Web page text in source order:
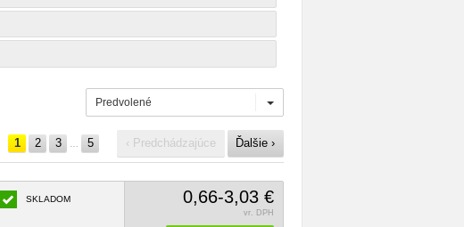
‹ Predchádzajúce Ďalšie ›
1 2 3 5
SKLADOM 0,66-3,03 €
vr. DPH
Predvolené